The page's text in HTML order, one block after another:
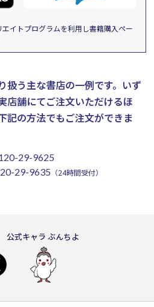
イトプログラムを利用し書籍購入ペー
扱う主な書店の一例です。 いず
店舗にてご注文いただけるほ
記の方法でもご注文ができま
29-9625
29-9635 （24時間受付）
公式キャラ ぶんちよ